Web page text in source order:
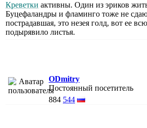
Креветки активны. Один из эриков
Буцефаландры и фламинго тоже не
пострадавшая, это незея голд, вот ее
подырявило листья.
ODmitry
Постоянный посетитель
884 544